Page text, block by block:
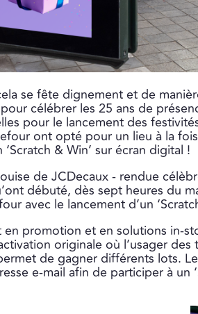
se fête dignement et de
célébrer les 25 ans de
pour le lancement des
ont opté pour un lieu à la
& Win’ sur écran digital !
de JCDecaux - rendue
débuté, dès sept heures du
avec le lancement d’un
en promotion et en solutions in-
origi­nale où l’usager
de gagner différents lots.
e-mail afin de participer à un